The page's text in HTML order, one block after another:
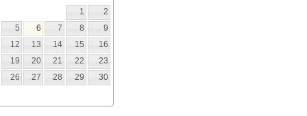
1
2
5 6 7 8
9
12 13 14 15
16
19 20 21 22
23
26 27 28 29
30